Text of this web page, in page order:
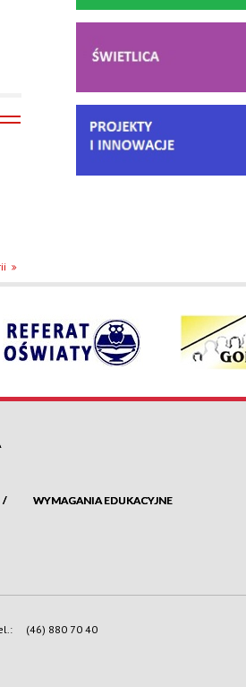
WYMAGANIA EDUKACYJNE
(46) 880 70 40